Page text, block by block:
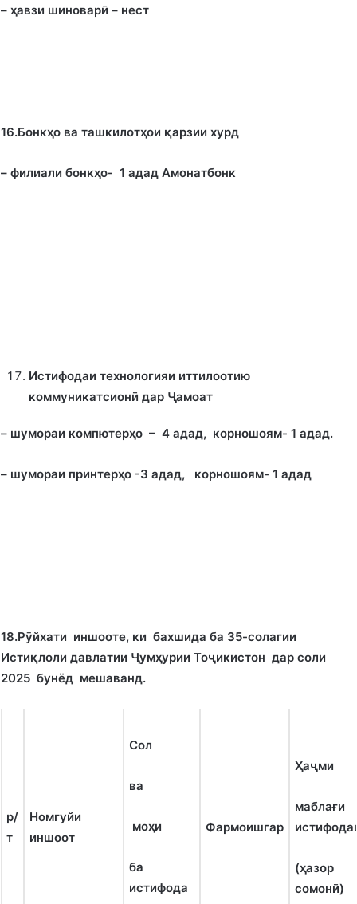
– ҳавзи шиноварӣ – нест
16.Бонкҳо ва ташкилотҳои қарзии хурд
– филиали бонкҳо- 1 адад Амонатбонк
Истифодаи технологияи иттилоотию
коммуникатсионӣ дар Ҷамоат
– шумораи компютерҳо – 4 адад, корношоям- 1 адад.
– шумораи принтерҳо -3 адад, корношоям- 1 адад
18.Рӯйхати иншооте, ки бахшида ба 35-солагии
Истиқлоли давлатии Ҷумҳурии Тоҷикистон дар соли
2025 бунёд мешаванд.
р/
т
Номгуйи
иншоот
Сол
ва
моҳи
ба
истифода
Фармоишгар
Ҳаҷми
маблағи
(ҳазор
сомонӣ)